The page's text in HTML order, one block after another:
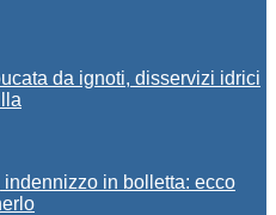
da ignoti, disservizi idrici
in bolletta: ecco